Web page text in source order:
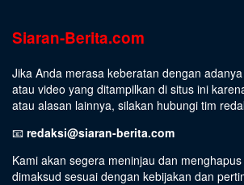
Siaran-Berita.com
Jika Anda merasa keberatan dengan
atau video yang ditampilkan di situs ini
atau alasan lainnya, silakan hubungi tim
📧 redaksi@siaran-berita.com
Kami akan segera meninjau dan
dimaksud sesuai dengan kebijakan dan